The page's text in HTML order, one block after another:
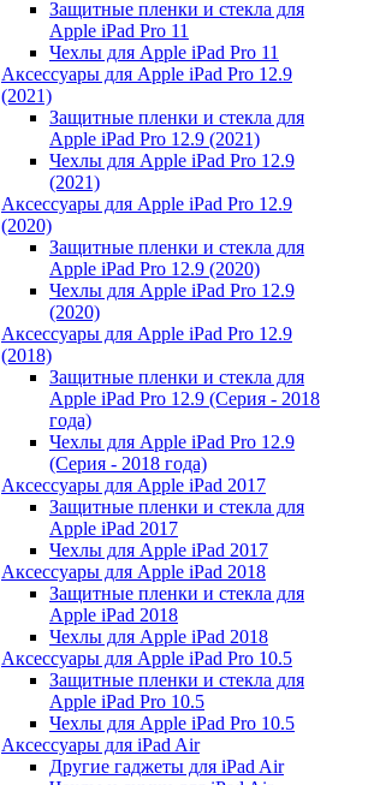
Защитные пленки и стекла для
Apple iPad Pro 11
Чехлы для Apple iPad Pro 11
Аксессуары для Apple iPad Pro 12.9
(2021)
Защитные пленки и стекла для
Apple iPad Pro 12.9 (2021)
Чехлы для Apple iPad Pro 12.9
(2021)
Аксессуары для Apple iPad Pro 12.9
(2020)
Защитные пленки и стекла для
Apple iPad Pro 12.9 (2020)
Чехлы для Apple iPad Pro 12.9
(2020)
Аксессуары для Apple iPad Pro 12.9
(2018)
Защитные пленки и стекла для
Apple iPad Pro 12.9 (Серия - 2018
года)
Чехлы для Apple iPad Pro 12.9
(Серия - 2018 года)
Аксессуары для Apple iPad 2017
Защитные пленки и стекла для
Apple iPad 2017
Чехлы для Apple iPad 2017
Аксессуары для Apple iPad 2018
Защитные пленки и стекла для
Apple iPad 2018
Чехлы для Apple iPad 2018
Аксессуары для Apple iPad Pro 10.5
Защитные пленки и стекла для
Apple iPad Pro 10.5
Чехлы для Apple iPad Pro 10.5
Аксессуары для iPad Air
Другие гаджеты для iPad Air